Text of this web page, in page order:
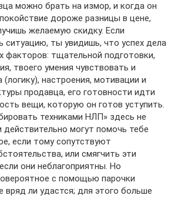
можно брать на измор, и когда он
дороже разницы в цене,
желаемую скидку. Если
ситуацию, ты увидишь, что успех дела
факторов: тщательной подготовки,
твоего умения чувствовать и
(логику), настроения, мотивации и
продавца, его готовности идти
вещи, которую он готов уступить.
техниками НЛП» здесь не
действительно могут помочь тебе
если тому сопутствуют
или смягчить эти
они неблагоприятны. Но
с помощью парочки
ли удастся; для этого больше